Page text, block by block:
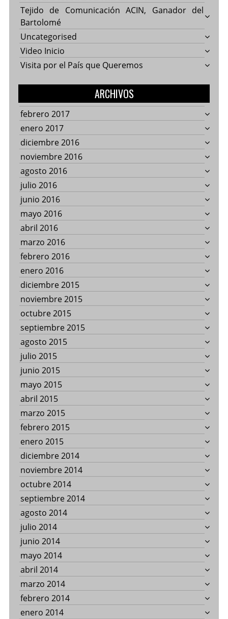
Tejido de Comunicación ACIN, Ganador del
Bartolomé
Uncategorised
Video Inicio
Visita por el País que Queremos
ARCHIVOS
febrero 2017
enero 2017
diciembre 2016
noviembre 2016
agosto 2016
julio 2016
junio 2016
mayo 2016
abril 2016
marzo 2016
febrero 2016
enero 2016
diciembre 2015
noviembre 2015
octubre 2015
septiembre 2015
agosto 2015
julio 2015
junio 2015
mayo 2015
abril 2015
marzo 2015
febrero 2015
enero 2015
diciembre 2014
noviembre 2014
octubre 2014
septiembre 2014
agosto 2014
julio 2014
junio 2014
mayo 2014
abril 2014
marzo 2014
febrero 2014
enero 2014